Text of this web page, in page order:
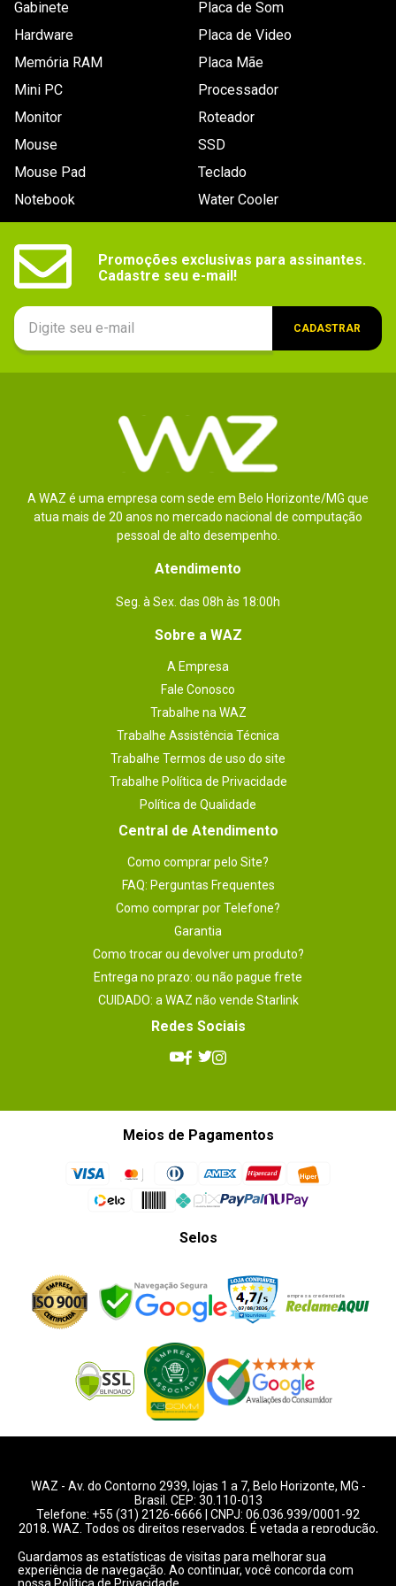
DPI
Ajuste de
DPI
Sim
Iluminação
Ajuste de
peso
Outras
informações
Lateral Emborrachada: Sim
LED RGB Customizável
Cabo: USB 2,1M
Gabinete
Hardware
Memória RAM
Mini PC
Monitor
Mouse
Mouse Pad
Notebook
Placa de Som
Placa de Video
Placa Mãe
Processador
Roteador
SSD
Teclado
Water Cooler
Promoções exclusivas para assinantes.
Cadastre seu e-mail!
CADASTRAR
A WAZ é uma empresa com sede em Belo Horizonte/MG que
atua mais de 20 anos no mercado nacional de computação
pessoal de alto desempenho.
Atendimento
Seg. à Sex. das 08h às 18:00h
Sobre a WAZ
A Empresa
Fale Conosco
Trabalhe na WAZ
Trabalhe Assistência Técnica
Trabalhe Termos de uso do site
Trabalhe Política de Privacidade
Política de Qualidade
Central de Atendimento
Como comprar pelo Site?
FAQ: Perguntas Frequentes
Como comprar por Telefone?
Garantia
Como trocar ou devolver um produto?
Entrega no prazo: ou não pague frete
CUIDADO: a WAZ não vende Starlink
Redes Sociais
Meios de Pagamentos
Selos
WAZ - Av. do Contorno 2939, lojas 1 a 7, Belo Horizonte, MG -
Brasil. CEP: 30.110-013
Telefone: +55 (31) 2126-6666 | CNPJ: 06.036.939/0001-92
2018, WAZ. Todos os direitos reservados. É vetada a reprodução,
Preços e condições de pagamentos válidos exclusivamente
Guardamos as estatísticas de visitas para melhorar sua
experiência de navegação. Ao continuar, você concorda com